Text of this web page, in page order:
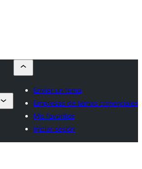
Enviar un tema
Empresas de temas comerciales
Mis favoritos
Iniciar sesión